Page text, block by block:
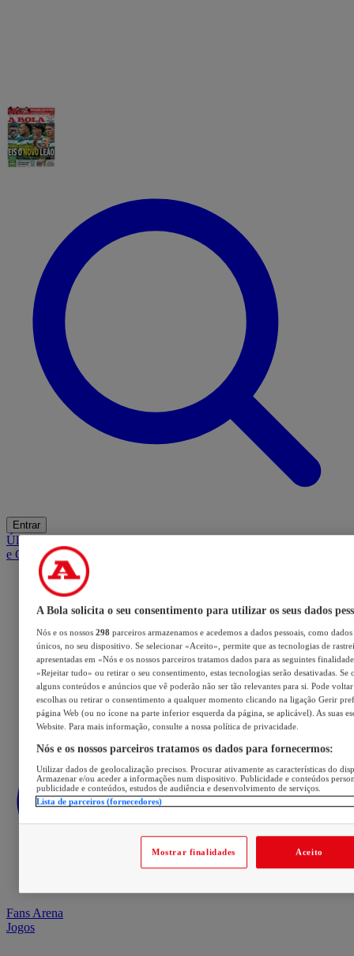
Entrar
ÚltimasMercadoOpiniãoiGaming HubA BOLA SUGEREBarba
e Cabelo
Fans Arena
Jogos
A Bola solicita o seu consentimento para utilizar os seus dados
Nós e os nossos 298 parceiros armazenamos e acedemos a dados pessoais, como
únicos, no seu dispositivo. Se selecionar «Aceito», permite que as tecnologias de
apresentadas em «Nós e os nossos parceiros tratamos dados para as seguintes
«Rejeitar tudo» ou retirar o seu consentimento, estas tecnologias serão desativadas. Se
alguns conteúdos e anúncios que vê poderão não ser tão relevantes para si. Pode voltar
escolhas ou retirar o consentimento a qualquer momento clicando na ligação Gerir
página Web (ou no ícone na parte inferior esquerda da página, se aplicável). As suas
Website. Para mais informação, consulte a nossa política de privacidade.
Nós e os nossos parceiros tratamos os dados para fornecermos:
Utilizar dados de geolocalização precisos. Procurar ativamente as características do
Armazenar e/ou aceder a informações num dispositivo. Publicidade e conteúdos
publicidade e conteúdos, estudos de audiência e desenvolvimento de serviços.
Lista de parceiros (fornecedores)
Mostrar finalidades Aceito